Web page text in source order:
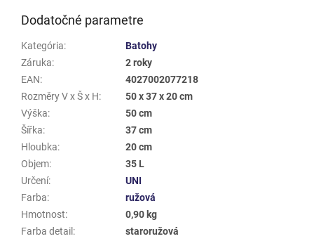
Dodatočné parametre
Kategória:
Batohy
Záruka:
2 roky
EAN:
4027002077218
Rozměry V x Š x H:
50 x 37 x 20 cm
Výška:
50 cm
Šířka:
37 cm
Hloubka:
20 cm
Objem:
35 L
Určení:
UNI
Farba:
ružová
Hmotnost:
0,90 kg
Farba detail :
staroružová